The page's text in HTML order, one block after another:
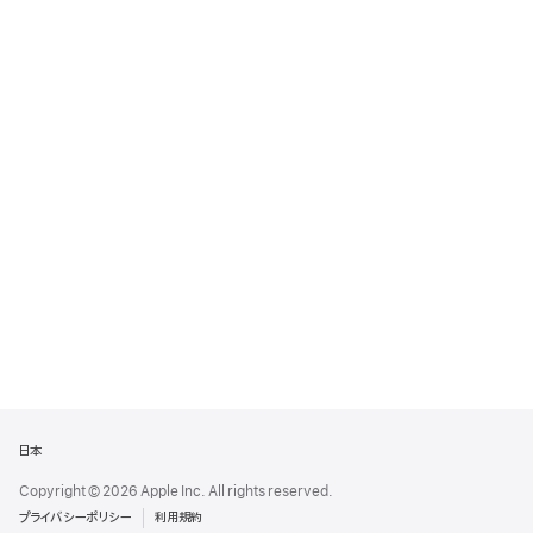
Apple
日本
Copyright © 2026 Apple Inc. All rights reserved.
プライバシーポリシー
利用規約